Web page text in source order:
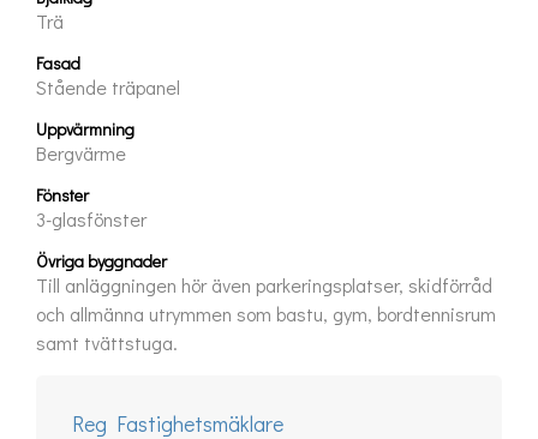
Reg Fastighetsmäklare
Trä
Fasad
Stående träpanel
Uppvärmning
Bergvärme
Fönster
3-glasfönster
Övriga byggnader
Till anläggningen hör även parkeringsplatser, skidförråd
och allmänna utrymmen som bastu, gym, bordtennisrum
samt tvättstuga.